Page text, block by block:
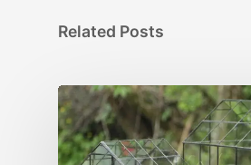
Related Posts